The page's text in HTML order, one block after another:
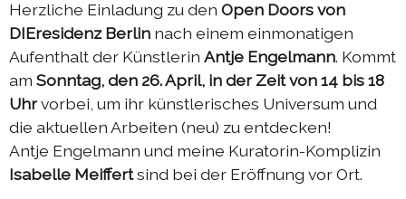
Herzliche Einladung zu den Open Doors von
DIEresidenz Berlin nach einem einmonatigen
Aufenthalt der Künstlerin Antje Engelmann. Kommt
am Sonntag, den 26. April, in der Zeit von 14 bis 18
Uhrvorbei, um ihr künstlerisches Universum und
die aktuellen Arbeiten (neu) zu entdecken!
Antje Engelmann und meine Kuratorin-Komplizin
Isabelle Meiffertsind bei der Eröffnung vor Ort.